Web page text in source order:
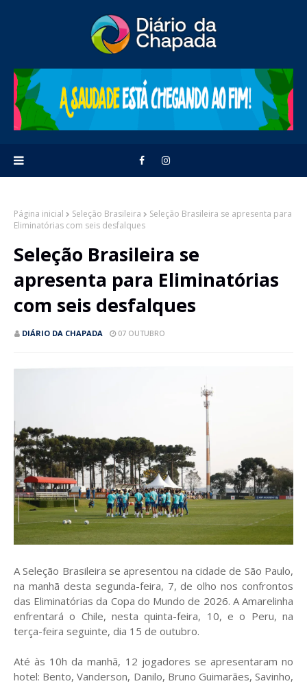
Página inicial Seleção Brasileira
Seleção Brasileira se apresenta para
Eliminatórias com seis desfalques
Seleção Brasileira se
apresenta para Eliminatórias
com seis desfalques
DIÁRIO DA CHAPADA 07 OUTUBRO
A Seleção Brasileira se apresentou na cidade de São Paulo,
na manhã desta segunda-feira, 7, de olho nos confrontos
das Eliminatórias da Copa do Mundo de 2026. A Amarelinha
enfrentará o Chile, nesta quinta-feira, 10, e o Peru, na
terça-feira seguinte, dia 15 de outubro.
Até às 10h da manhã, 12 jogadores se apresentaram no
hotel: Bento, Vanderson, Danilo, Bruno Guimarães, Savinho,